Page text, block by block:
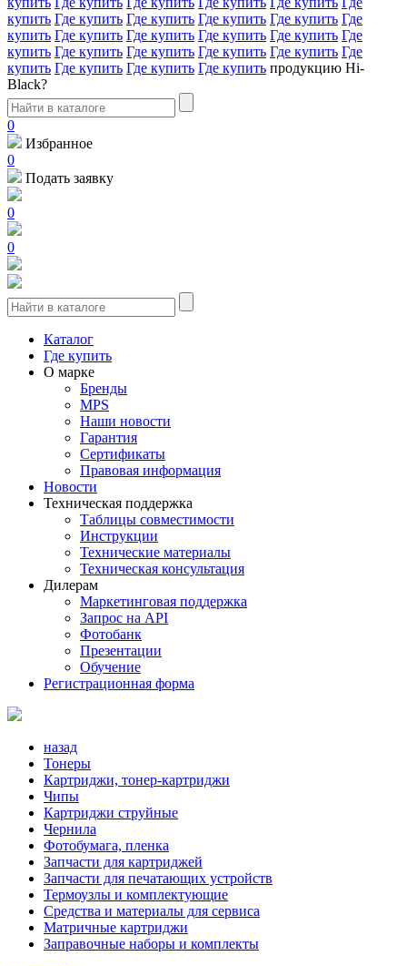
купить Где купить Где купить Где купить Где купить Где
купить Где купить Где купить Где купить Где купить Где
купить Где купить Где купить Где купить Где купить Где
купить Где купить Где купить Где купить продукцию Hi-
Black?
0
Избранное
0
Подать заявку
0
0
Каталог
Где купить
О марке
Бренды
MPS
Наши новости
Гарантия
Сертификаты
Правовая информация
Новости
Техническая поддержка
Таблицы совместимости
Инструкции
Технические материалы
Техническая консультация
Дилерам
Маркетинговая поддержка
Запрос на API
Фотобанк
Презентации
Обучение
Регистрационная форма
назад
Тонеры
Картриджи, тонер-картриджи
Чипы
Картриджи струйные
Чернила
Фотобумага, пленка
Запчасти для картриджей
Запчасти для печатающих устройств
Термоузлы и комплектующие
Средства и материалы для сервиса
Матричные картриджи
Заправочные наборы и комплекты